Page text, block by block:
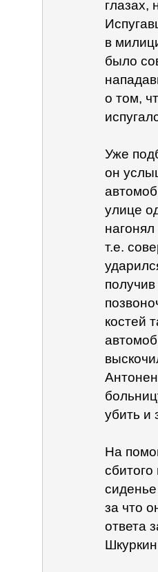
глазах,
в
было
о том,
Уже
он
улице
т.е.
костей
убить и
На
за что
ответа